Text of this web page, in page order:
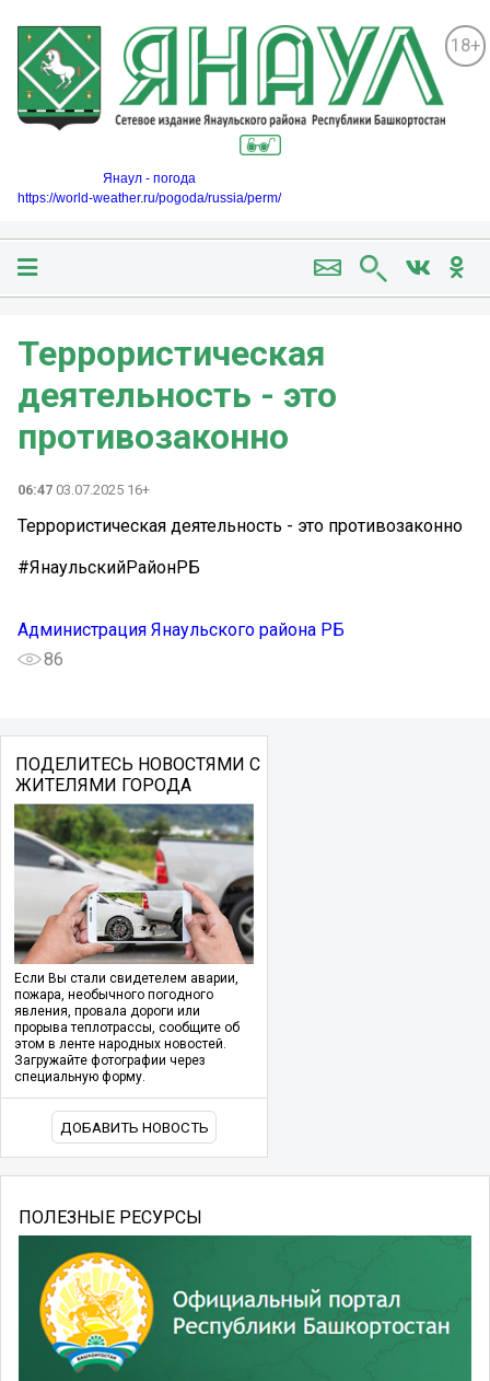
18+
Янаул - погода
https://world-weather.ru/pogoda/russia/perm/
Террористическая
деятельность - это
противозаконно
06:47 03.07.2025 16+
Террористическая деятельность - это противозаконно
#ЯнаульскийРайонРБ
Администрация Янаульского района РБ
86
ПОДЕЛИТЕСЬ НОВОСТЯМИ С
ЖИТЕЛЯМИ ГОРОДА
Если Вы стали свидетелем аварии,
пожара, необычного погодного
явления, провала дороги или
прорыва теплотрассы, сообщите об
этом в ленте народных новостей.
Загружайте фотографии через
специальную форму.
ДОБАВИТЬ НОВОСТЬ
ПОЛЕЗНЫЕ РЕСУРСЫ